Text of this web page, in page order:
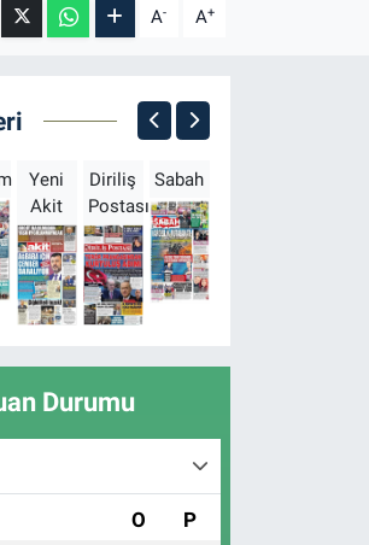
A- A+
Yeni
Akit
Diriliş
Postası
Sabah
Durumu
O P